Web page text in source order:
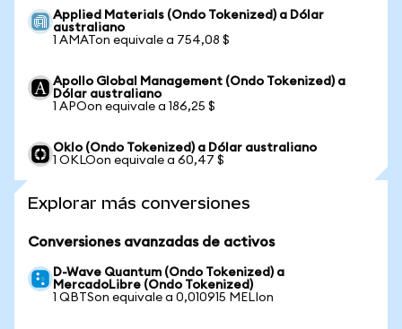
Applied Materials (Ondo Tokenized) a Dólar
australiano
1 AMATon equivale a 754,08 $
Apollo Global Management (Ondo Tokenized) a
Dólar australiano
1 APOon equivale a 186,25 $
Oklo (Ondo Tokenized) a Dólar australiano
1 OKLOon equivale a 60,47 $
Explorar más conversiones
Conversiones avanzadas de activos
D-Wave Quantum (Ondo Tokenized) a
MercadoLibre (Ondo Tokenized)
1 QBTSon equivale a 0,010915 MELIon